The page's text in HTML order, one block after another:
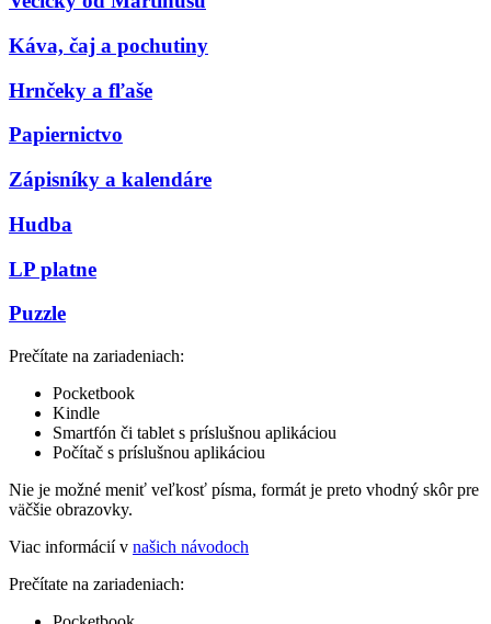
Káva, čaj a pochutiny
Hrnčeky a fľaše
Papiernictvo
Zápisníky a kalendáre
Hudba
LP platne
Puzzle
Prečítate na zariadeniach:
Pocketbook
Kindle
Smartfón či tablet s príslušnou aplikáciou
Počítač s príslušnou aplikáciou
Nie je možné meniť veľkosť písma, formát je preto vhodný skôr pre
väčšie obrazovky.
Viac informácií v našich návodoch
Prečítate na zariadeniach: